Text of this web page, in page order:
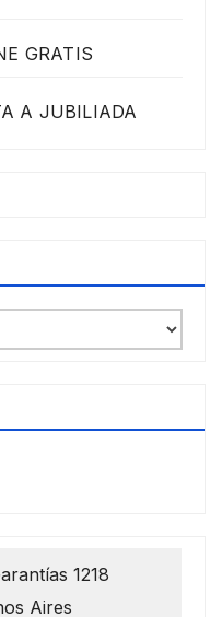
GRATIS
A JUBILIADA
1218
Aires